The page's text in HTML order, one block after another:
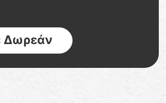
Δωρεάν